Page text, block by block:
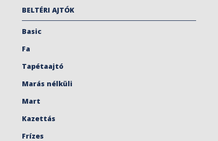
BELTÉRI AJTÓK
Basic
Fa
Tapétaajtó
Marás nélküli
Mart
Kazettás
Frízes